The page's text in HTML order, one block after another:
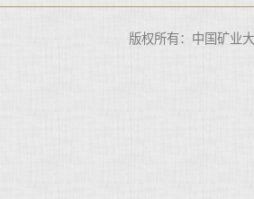
版权所有：中国矿业